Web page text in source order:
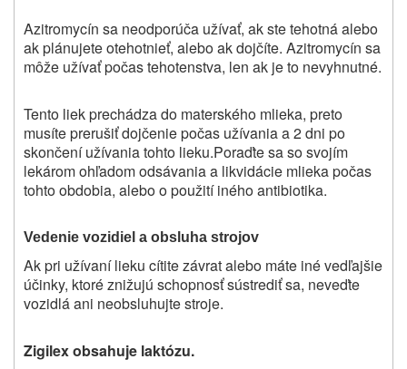
Azitromycín sa neodporúča užívať, ak ste tehotná alebo
ak plánujete otehotnieť, alebo ak dojčíte. Azitromycín sa
môže užívať počas tehotenstva, len ak je to nevyhnutné.
Tento liek prechádza do materského mlieka, preto
musíte prerušiť dojčenie počas užívania a 2 dni po
skončení užívania tohto lieku.Poraďte sa so svojím
lekárom ohľadom odsávania a likvidácie mlieka počas
tohto obdobia, alebo o použití iného antibiotika.
Vedenie vozidiel a obsluha strojov
Ak pri užívaní lieku cítite závrat alebo máte iné vedľajšie
účinky, ktoré znižujú schopnosť sústrediť sa, neveďte
vozidlá ani neobsluhujte stroje.
Zigilex obsahuje laktózu.